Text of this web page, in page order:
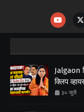
Jalgaon
क्लिप
३० जुलै